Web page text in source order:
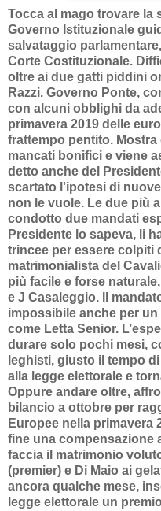
Tocca al mago trovare la
Governo Istituzionale
salvataggio
Corte Costituzionale.
oltre ai due gatti piddini
Razzi. Governo Ponte,
con alcuni obblighi da
primavera 2019 delle
frattempo pentito.
mancati bonifici e viene
detto anche del
scartato l'ipotesi di
non le vuole. Le due più
condotto due mandati
Presidente lo sapeva, li
trincee per essere colpiti
matrimonialista del
più facile e forse
e J Casaleggio. Il
impossibile anche per
come Letta Senior.
durare solo pochi mesi,
leghisti, giusto il tempo
alla legge elettorale e
Oppure andare oltre,
bilancio a ottobre per
Europee nella primavera
fine una compensazione
faccia il matrimonio
(premier) e Di Maio ai
ancora qualche mese,
legge elettorale un